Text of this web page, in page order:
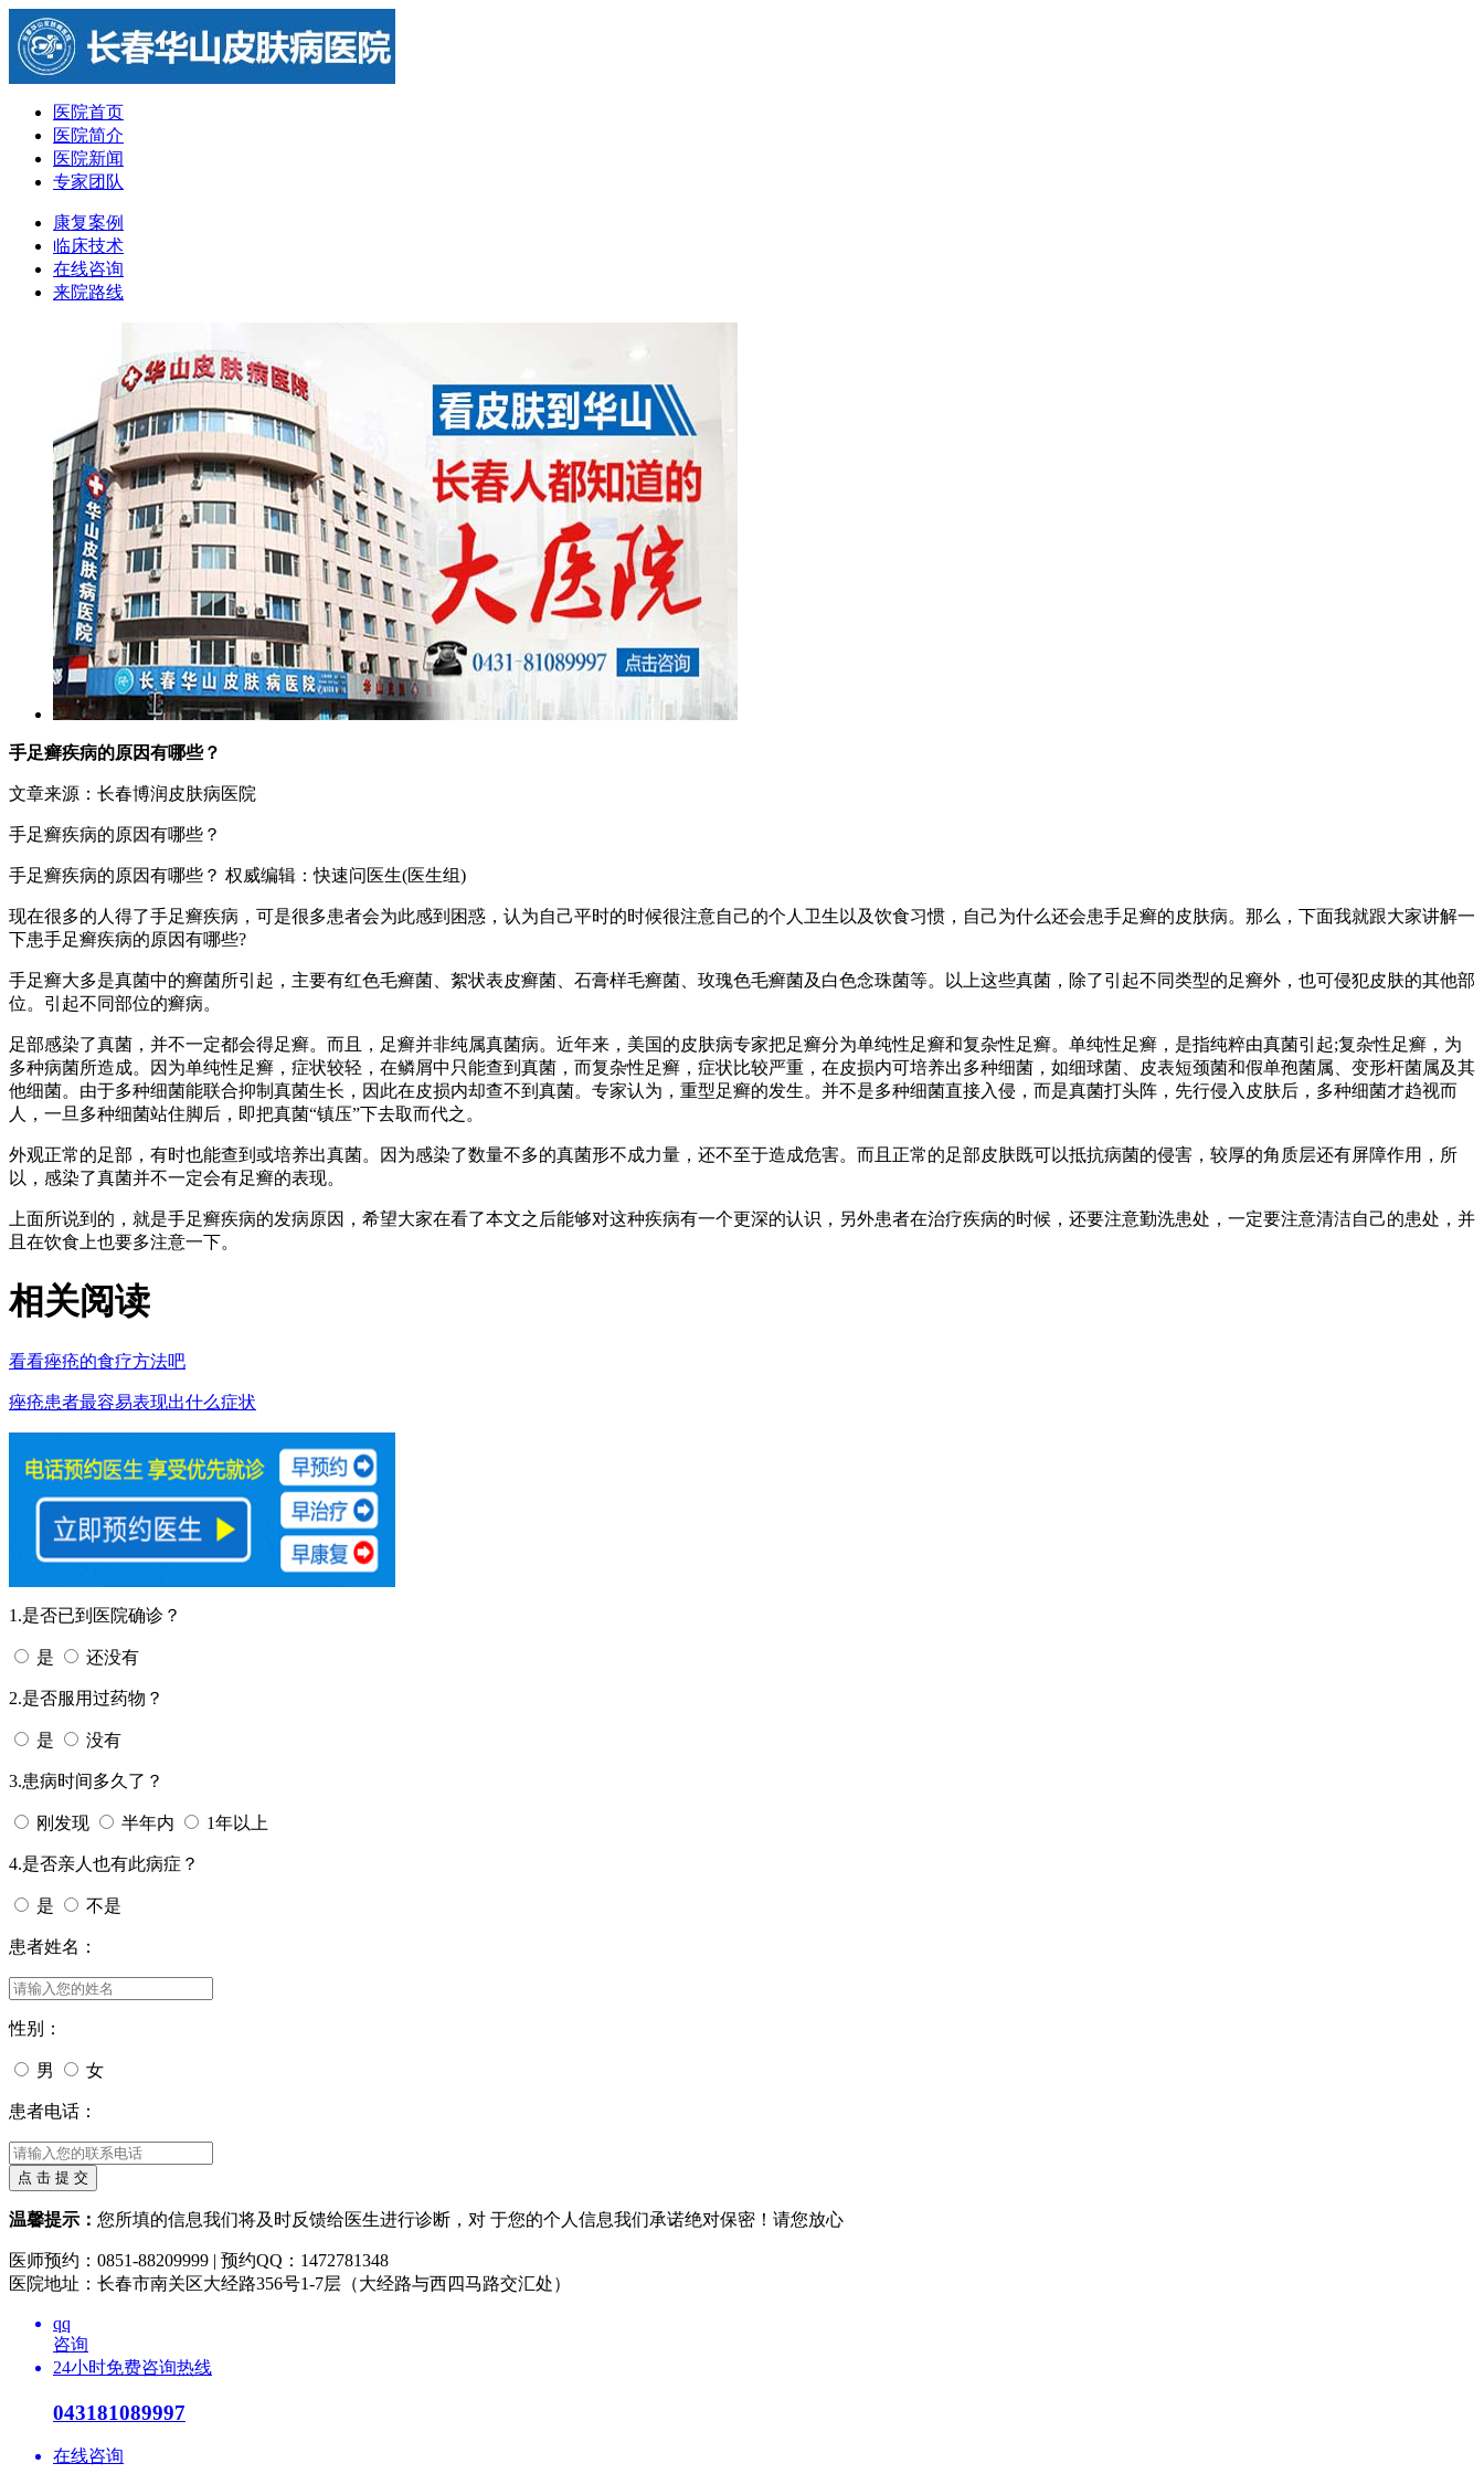
医院首页
医院简介
医院新闻
专家团队
康复案例
临床技术
在线咨询
来院路线
手足癣疾病的原因有哪些？
文章来源：长春博润皮肤病医院
手足癣疾病的原因有哪些？
手足癣疾病的原因有哪些？ 权威编辑：快速问医生(医生组)
现在很多的人得了手足癣疾病，可是很多患者会为此感到困惑，认为自己平时的时候很注意自己的个人卫生以及饮食习惯，自己为什么还会患手足癣的皮肤病。那么，下面我就跟大家讲解一
下患手足癣疾病的原因有哪些?
手足癣大多是真菌中的癣菌所引起，主要有红色毛癣菌、絮状表皮癣菌、石膏样毛癣菌、玫瑰色毛癣菌及白色念珠菌等。以上这些真菌，除了引起不同类型的足癣外，也可侵犯皮肤的其他部
位。引起不同部位的癣病。
足部感染了真菌，并不一定都会得足癣。而且，足癣并非纯属真菌病。近年来，美国的皮肤病专家把足癣分为单纯性足癣和复杂性足癣。单纯性足癣，是指纯粹由真菌引起;复杂性足癣，为
多种病菌所造成。因为单纯性足癣，症状较轻，在鳞屑中只能查到真菌，而复杂性足癣，症状比较严重，在皮损内可培养出多种细菌，如细球菌、皮表短颈菌和假单孢菌属、变形杆菌属及其
他细菌。由于多种细菌能联合抑制真菌生长，因此在皮损内却查不到真菌。专家认为，重型足癣的发生。并不是多种细菌直接入侵，而是真菌打头阵，先行侵入皮肤后，多种细菌才趋视而
人，一旦多种细菌站住脚后，即把真菌“镇压”下去取而代之。
外观正常的足部，有时也能查到或培养出真菌。因为感染了数量不多的真菌形不成力量，还不至于造成危害。而且正常的足部皮肤既可以抵抗病菌的侵害，较厚的角质层还有屏障作用，所
以，感染了真菌并不一定会有足癣的表现。
上面所说到的，就是手足癣疾病的发病原因，希望大家在看了本文之后能够对这种疾病有一个更深的认识，另外患者在治疗疾病的时候，还要注意勤洗患处，一定要注意清洁自己的患处，并
且在饮食上也要多注意一下。
相关阅读
看看痤疮的食疗方法吧
痤疮患者最容易表现出什么症状
1.是否已到医院确诊？
是 还没有
2.是否服用过药物？
是 没有
3.患病时间多久了？
刚发现 半年内 1年以上
4.是否亲人也有此病症？
是 不是
患者姓名：
性别：
男 女
患者电话：
温馨提示： 您所填的信息我们将及时反馈给医生进行诊断，对 于您的个人信息我们承诺绝对保密！请您放心
医师预约：0851-88209999 | 预约QQ：1472781348
医院地址：长春市南关区大经路356号1-7层（大经路与西四马路交汇处）
qq
咨询
24小时免费咨询热线
043181089997
在线咨询